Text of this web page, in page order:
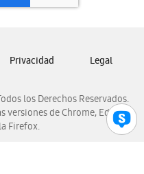
los Derechos Reservados.
versiones de Chrome, Edge,
Firefox.
Privacidad Legal